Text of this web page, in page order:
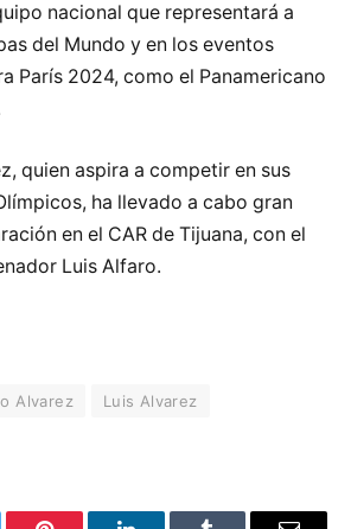
nacional que representará a
del Mundo y en los eventos
París 2024, como el Panamericano
quien aspira a competir en sus
ha llevado a cabo gran
en el CAR de Tijuana, con el
Luis Alfaro.
Alvarez
Luis Alvarez